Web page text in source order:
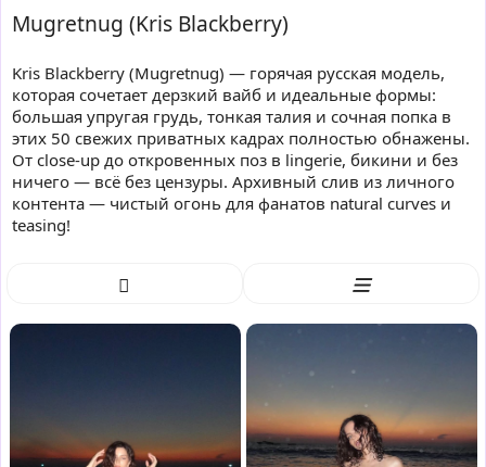
Mugretnug (Kris Blackberry)
Kris Blackberry (Mugretnug) — горячая русская модель,
которая сочетает дерзкий вайб и идеальные формы:
большая упругая грудь, тонкая талия и сочная попка в
этих 50 свежих приватных кадрах полностью обнажены.
От close-up до откровенных поз в lingerie, бикини и без
ничего — всё без цензуры. Архивный слив из личного
контента — чистый огонь для фанатов natural curves и
teasing!